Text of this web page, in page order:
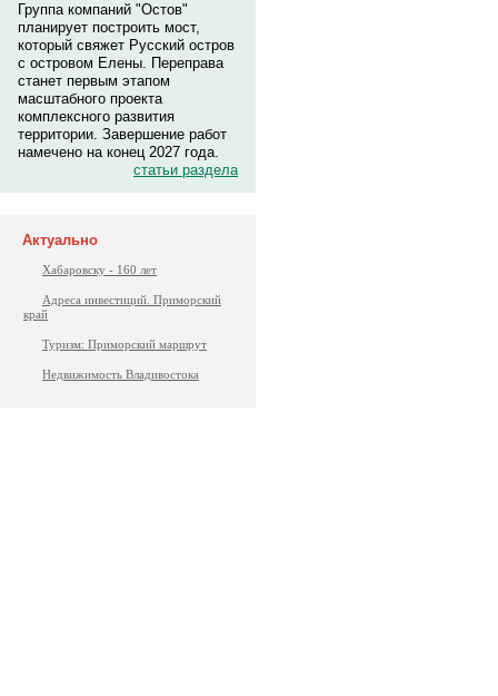
Группа компаний "Остов"
планирует построить мост,
который свяжет Русский остров
с островом Елены. Переправа
станет первым этапом
масштабного проекта
комплексного развития
территории. Завершение работ
намечено на конец 2027 года.
статьи раздела
Актуально
Хабаровску - 160 лет
Адреса инвестиций. Приморский
край
Туризм: Приморский маршрут
Недвижимость Владивостока